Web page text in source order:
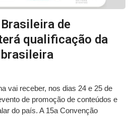
de
qualificação da
vai receber, nos dias 24 e 25 de
de promoção de conteúdos e
do país. A 15a Convenção